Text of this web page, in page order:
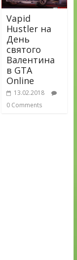
Vapid
Hustler на
День
святого
Валентина
в GTA
Online
13.02.2018
0 Comments